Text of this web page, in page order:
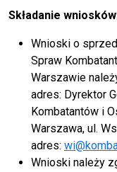
Składanie wniosków:
Wnioski o
Spraw
Warszawie
adres: Dyrektor
Kombatantów i
Warszawa, ul.
adres:
Wnioski należy